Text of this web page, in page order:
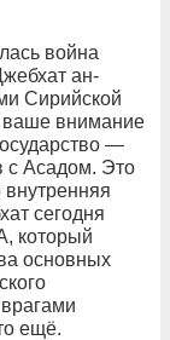
война
ан-
Сирийской
внимание
—
с Асадом. Это
внутренняя
сегодня
который
основных
ещё.